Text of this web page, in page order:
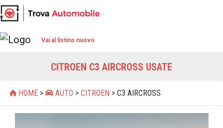
Vai al listino nuovo
CITROEN C3 AIRCROSS USATE
HOME > AUTO >CITROEN > C3 AIRCROSS